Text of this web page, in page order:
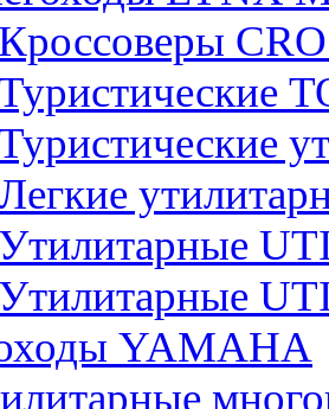
Кроссоверы
Утилитарные
Утилитарные
YAMAHA